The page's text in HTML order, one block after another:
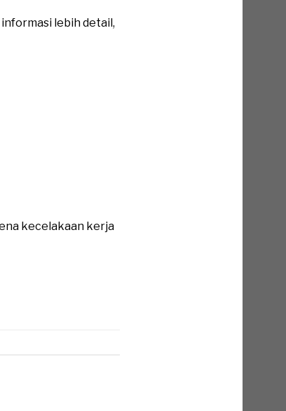
lebih detail,
kecelakaan kerja